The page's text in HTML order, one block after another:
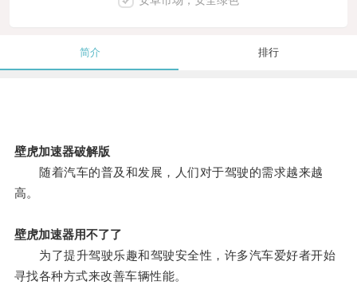
简介 排行
壁虎加速器破解版
随着汽车的普及和发展，人们对于驾驶的需求越来越
高。
壁虎加速器用不了了
为了提升驾驶乐趣和驾驶安全性，许多汽车爱好者开始
寻找各种方式来改善车辆性能。